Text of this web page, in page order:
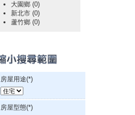
大園鄉 (0)
新北市 (0)
蘆竹鄉 (0)
房屋用途(*)
房屋型態(*)